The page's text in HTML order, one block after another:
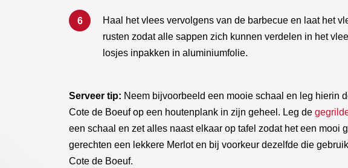
Haal het vlees vervolgens van de barbecue en laat het
rusten zodat alle sappen zich kunnen verdelen in het
losjes inpakken in aluminiumfolie.
Serveer tip: Neem bijvoorbeeld een mooie schaal en leg hierin
Cote de Boeuf op een houtenplank in zijn geheel. Leg de
een schaal en zet alles naast elkaar op tafel zodat het een mooi
gerechten een lekkere Merlot en bij voorkeur dezelfde die
Cote de Boeuf.